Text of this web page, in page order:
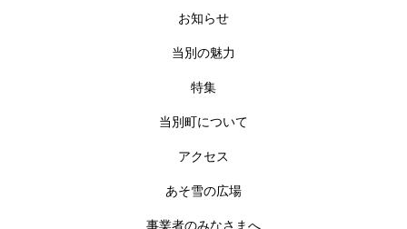
お知らせ
当別の魅力
特集
当別町について
アクセス
あそ雪の広場
事業者のみなさまへ